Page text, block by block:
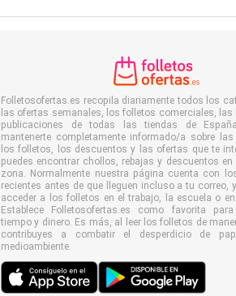
Folletosofertas.es recopila diariamente todos los
las ofertas semanales, los folletos comerciales, las
publicaciones de todas las tiendas de
mantenerte completamente informado/a sobre
los folletos, los descuentos y las ofertas que te
puedes encontrar chollos, rebajas y descuentos
zona. Normalmente nuestra página cuenta con
recientes antes de que lleguen incluso a tu correo,
acceder a los folletos en el trabajo, la escuela o
Establece Folletosofertas.es como favorita
tiempo y dinero. Es más, al leer los folletos de
contribuyes a combatir el desperdicio de
medioambiente.